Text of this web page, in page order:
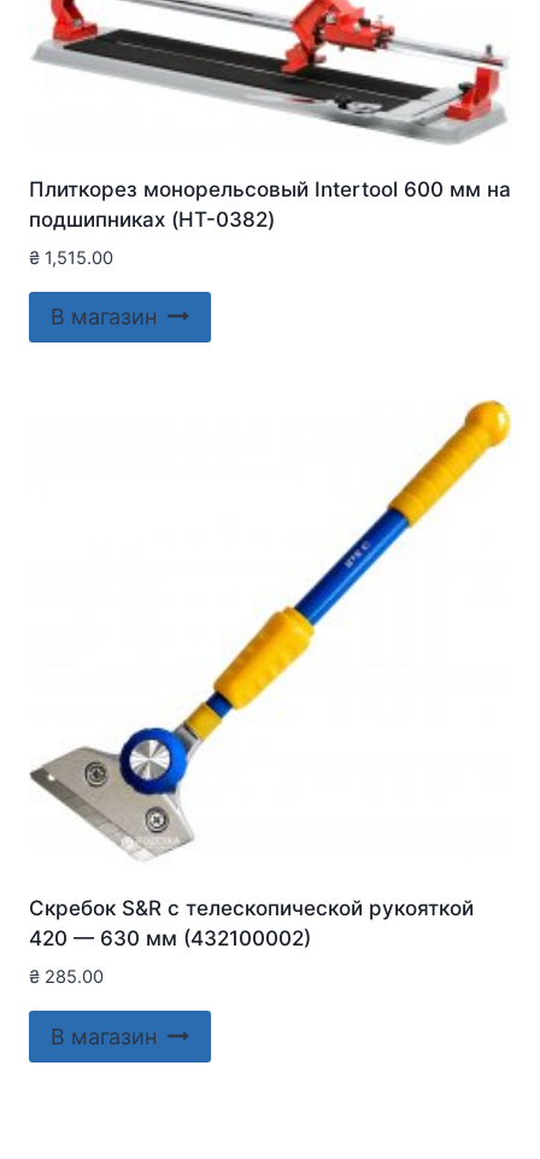
Плиткорез монорельсовый Intertool 600 мм на
подшипниках (HT-0382)
₴ 1,515.00
В магазин
Скребок S&R с телескопической рукояткой
420 — 630 мм (432100002)
₴ 285.00
В магазин